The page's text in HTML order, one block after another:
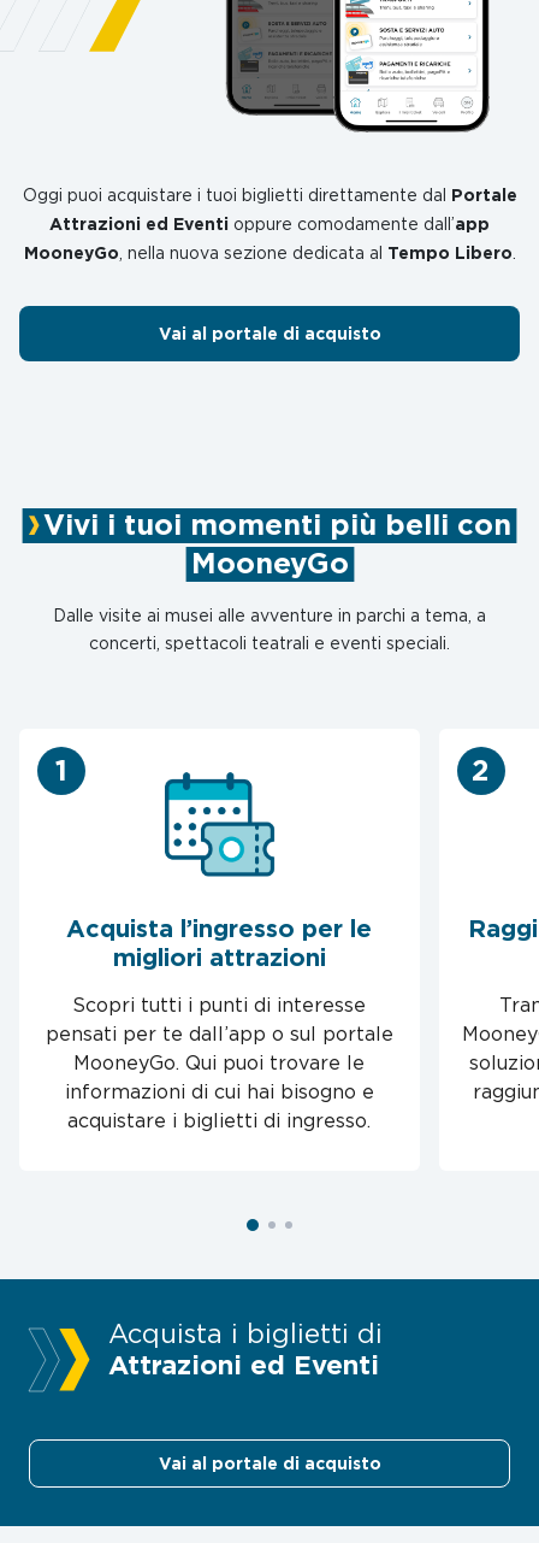
Oggi puoi acquistare i tuoi biglietti direttamente dal Portale
Attrazioni ed Eventi oppure comodamente dall’app
MooneyGo , nella nuova sezione dedicata al Tempo Libero
Vai al portale di acquisto
Vivi i tuoi momenti più belli con
MooneyGo
Dalle visite ai musei alle avventure in parchi a tema, a
concerti, spettacoli teatrali e eventi speciali.
1
Acquista l’ingresso per le
migliori attrazioni
Scopri tutti i punti di interesse
pensati per te dall’app o sul portale
MooneyGo. Qui puoi trovare le
informazioni di cui hai bisogno e
acquistare i biglietti di ingresso.
2
Acquista i biglietti di
Attrazioni ed Eventi
Vai al portale di acquisto